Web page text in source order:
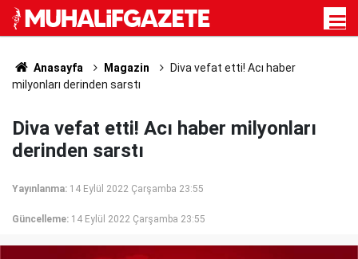
Anasayfa Magazin
Diva vefat etti! Acı haber
milyonları derinden sarstı
Diva vefat etti! Acı haber milyonları
derinden sarstı
Yayınlanma: 14 Eylül 2022 Çarşamba 23:55
Güncelleme: 14 Eylül 2022 Çarşamba 23:55